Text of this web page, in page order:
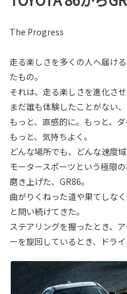
The Progress
⾛る楽しさを多くの⼈へ届け
たもの。
それは、走る楽しさを進化させ
まだ誰も体験したことがない
もっと、直感的に。もっと、ダ
もっと、気持ちよく。
どんな場所でも、どんな速度域
モータースポーツという極限
磨き上げた、GR86。
曲がりくねった道や果てしな
と問い続けてきた。
ステアリングを握ったとき、
ーを旋回しているとき、ドラ